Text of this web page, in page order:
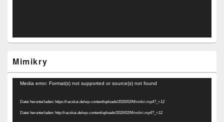
Mimikry
Video-
Media error: Format(s) not supported or source(s) not found
Datei herunterladen: https://racskai.de/wp-content/uploads/2020/02/Mimikri.mp4?_=12
Datei herunterladen: http://racskai.de/wp-content/uploads/2020/02/Mimikri.mp4?_=12